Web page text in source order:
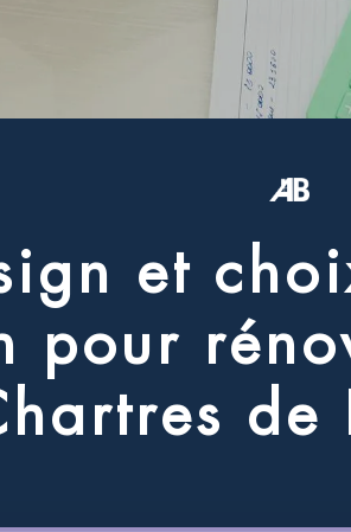
ign et choi
pour réno
hartres de